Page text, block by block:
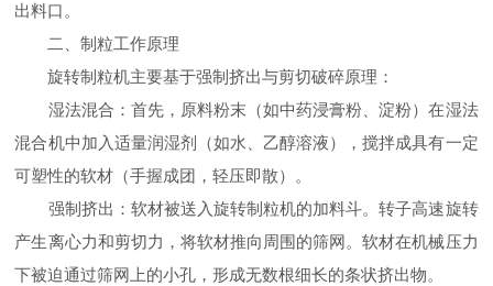
出料口。
二、制粒工作原理
旋转制粒机主要基于强制挤出与剪切破碎原理：
湿法混合：首先，原料粉末（如中药浸膏粉、淀粉）在湿法
混合机中加入适量润湿剂（如水、乙醇溶液），搅拌成具有一定
可塑性的软材（手握成团，轻压即散）。
强制挤出：软材被送入旋转制粒机的加料斗。转子高速旋转
产生离心力和剪切力，将软材推向周围的筛网。软材在机械压力
下被迫通过筛网上的小孔，形成无数根细长的条状挤出物。